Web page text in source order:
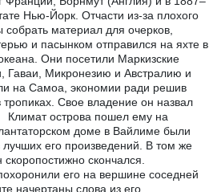
Нью-Йорк. Отчасти из-за плохого
собрать материал для очерков,
и пасынком отправился на яхте в
Они посетили Маркизские
Гаваи, Микронезию и Австралию и
на Самоа, экономии ради решив
тропиках. Свое владение он назвал
острова пошел ему на
доме в Вайлиме были
его произведений. В том же
скончался.
его на вершине соседней
начертаны слова из его